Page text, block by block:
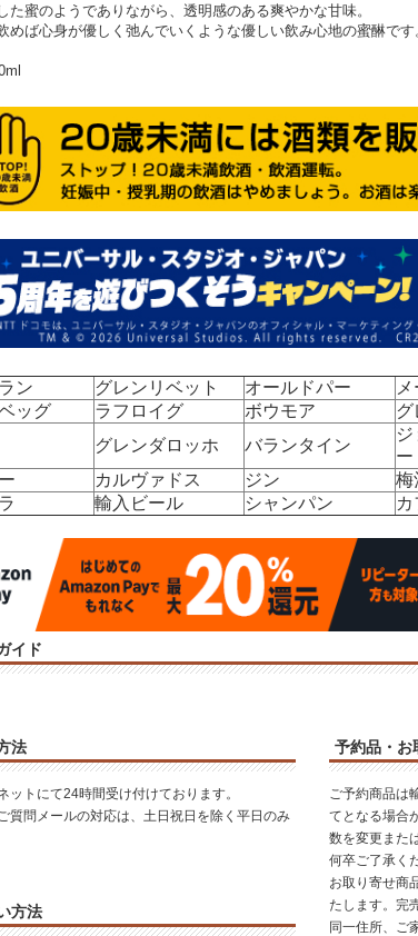
た蜜のようでありながら、透明感のある爽やかな甘味。
めば心身が優しく弛んでいくような優しい飲み心地の蜜醂です
ン グレンリベット オールドパー
ッグ
ラフロイグ ボウモア グ
グレンダロッホ バランタイン
ー
カルヴァドス ジン 梅
輸入ビール シャンパン
イド
法
ットにて24時間受け付けております。
質問メールの対応は、土日祝日を除く平日のみ
方法
予約品・お
ご予約商品は
てとなる場合
数を変更また
何卒ご了承く
お取り寄せ商
たします。完
同一住所、ご